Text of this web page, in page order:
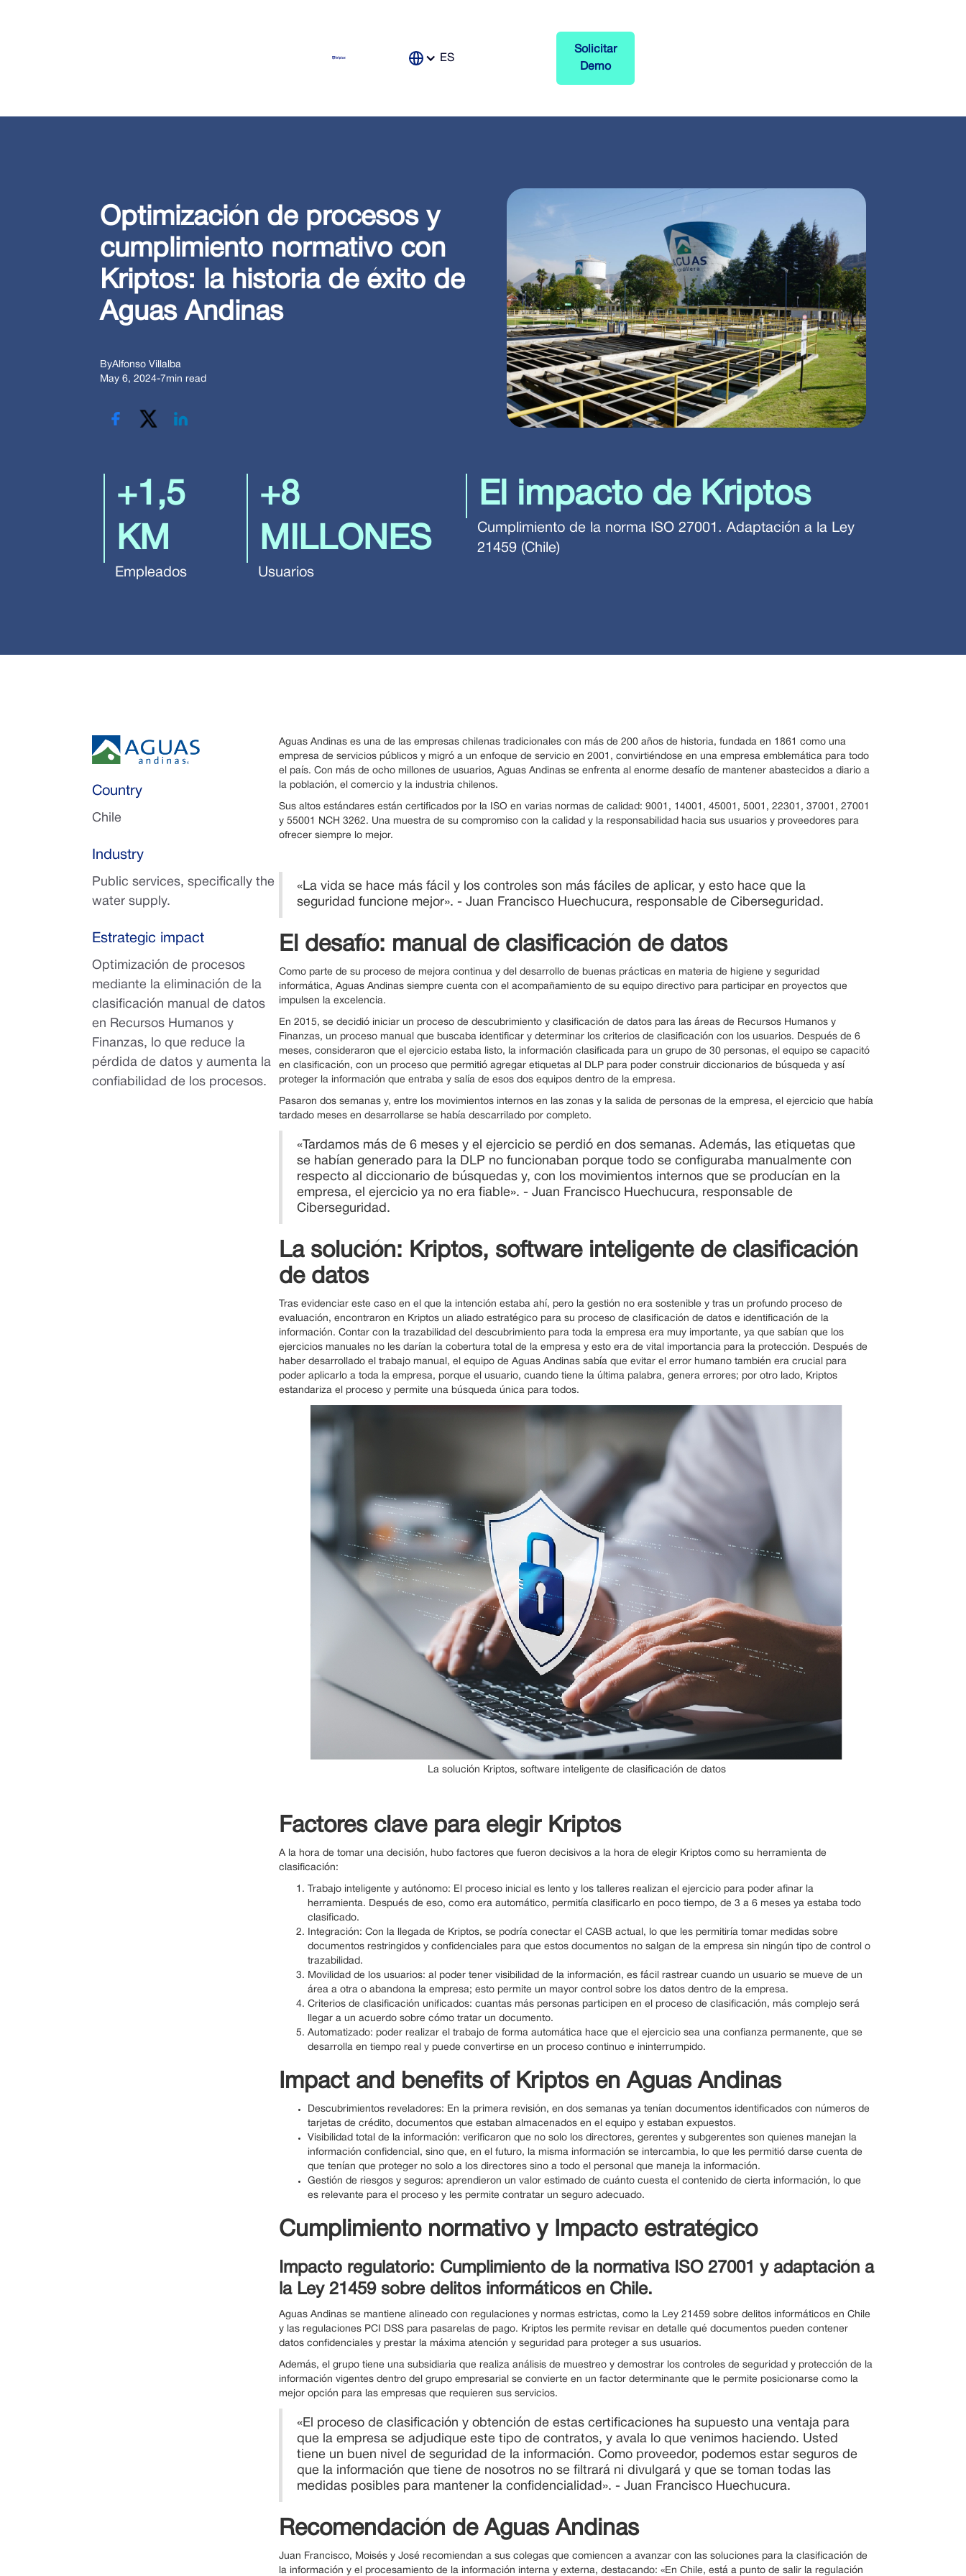
ES
Solicitar
Demo
Optimización de procesos y
cumplimiento normativo con
Kriptos: la historia de éxito de
Aguas Andinas
ByAlfonso Villalba
May 6, 2024-7min read
+1,5
KM
Empleados
+8
MILLONES
Usuarios
El impacto de Kriptos
Cumplimiento de la norma ISO 27001. Adaptación a la Ley
21459 (Chile)
Country
Chile
Industry
Public services, specifically the
water supply.
Estrategic impact
Optimización de procesos
mediante la eliminación de la
clasificación manual de datos
en Recursos Humanos y
Finanzas, lo que reduce la
pérdida de datos y aumenta la
confiabilidad de los procesos.
Aguas Andinas es una de las empresas chilenas tradicionales con más de 200 años de historia, fundada en 1861 como una
empresa de servicios públicos y migró a un enfoque de servicio en 2001, convirtiéndose en una empresa emblemática para todo
el país. Con más de ocho millones de usuarios, Aguas Andinas se enfrenta al enorme desafío de mantener abastecidos a diario a
la población, el comercio y la industria chilenos.
Sus altos estándares están certificados por la ISO en varias normas de calidad: 9001, 14001, 45001, 5001, 22301, 37001, 27001
y 55001 NCH 3262. Una muestra de su compromiso con la calidad y la responsabilidad hacia sus usuarios y proveedores para
ofrecer siempre lo mejor.
«La vida se hace más fácil y los controles son más fáciles de aplicar, y esto hace que la
seguridad funcione mejor». - Juan Francisco Huechucura, responsable de Ciberseguridad.
El desafío: manual de clasificación de datos
Como parte de su proceso de mejora continua y del desarrollo de buenas prácticas en materia de higiene y seguridad
informática, Aguas Andinas siempre cuenta con el acompañamiento de su equipo directivo para participar en proyectos que
impulsen la excelencia.
En 2015, se decidió iniciar un proceso de descubrimiento y clasificación de datos para las áreas de Recursos Humanos y
Finanzas, un proceso manual que buscaba identificar y determinar los criterios de clasificación con los usuarios. Después de 6
meses, consideraron que el ejercicio estaba listo, la información clasificada para un grupo de 30 personas, el equipo se capacitó
en clasificación, con un proceso que permitió agregar etiquetas al DLP para poder construir diccionarios de búsqueda y así
proteger la información que entraba y salía de esos dos equipos dentro de la empresa.
Pasaron dos semanas y, entre los movimientos internos en las zonas y la salida de personas de la empresa, el ejercicio que había
tardado meses en desarrollarse se había descarrilado por completo.
«Tardamos más de 6 meses y el ejercicio se perdió en dos semanas. Además, las etiquetas que
se habían generado para la DLP no funcionaban porque todo se configuraba manualmente con
respecto al diccionario de búsquedas y, con los movimientos internos que se producían en la
empresa, el ejercicio ya no era fiable». - Juan Francisco Huechucura, responsable de
Ciberseguridad.
La solución: Kriptos, software inteligente de clasificación
de datos
Tras evidenciar este caso en el que la intención estaba ahí, pero la gestión no era sostenible y tras un profundo proceso de
evaluación, encontraron en Kriptos un aliado estratégico para su proceso de clasificación de datos e identificación de la
información. Contar con la trazabilidad del descubrimiento para toda la empresa era muy importante, ya que sabían que los
ejercicios manuales no les darían la cobertura total de la empresa y esto era de vital importancia para la protección. Después de
haber desarrollado el trabajo manual, el equipo de Aguas Andinas sabía que evitar el error humano también era crucial para
poder aplicarlo a toda la empresa, porque el usuario, cuando tiene la última palabra, genera errores; por otro lado, Kriptos
estandariza el proceso y permite una búsqueda única para todos.
La solución Kriptos, software inteligente de clasificación de datos
Factores clave para elegir Kriptos
A la hora de tomar una decisión, hubo factores que fueron decisivos a la hora de elegir Kriptos como su herramienta de
clasificación:
Trabajo inteligente y autónomo: El proceso inicial es lento y los talleres realizan el ejercicio para poder afinar la
herramienta. Después de eso, como era automático, permitía clasificarlo en poco tiempo, de 3 a 6 meses ya estaba todo
clasificado.
Integración: Con la llegada de Kriptos, se podría conectar el CASB actual, lo que les permitiría tomar medidas sobre
documentos restringidos y confidenciales para que estos documentos no salgan de la empresa sin ningún tipo de control o
trazabilidad.
Movilidad de los usuarios: al poder tener visibilidad de la información, es fácil rastrear cuando un usuario se mueve de un
área a otra o abandona la empresa; esto permite un mayor control sobre los datos dentro de la empresa.
Criterios de clasificación unificados: cuantas más personas participen en el proceso de clasificación, más complejo será
llegar a un acuerdo sobre cómo tratar un documento.
Automatizado: poder realizar el trabajo de forma automática hace que el ejercicio sea una confianza permanente, que se
desarrolla en tiempo real y puede convertirse en un proceso continuo e ininterrumpido.
Impact and benefits of Kriptos en Aguas Andinas
Descubrimientos reveladores: En la primera revisión, en dos semanas ya tenían documentos identificados con números de
tarjetas de crédito, documentos que estaban almacenados en el equipo y estaban expuestos.
Visibilidad total de la información: verificaron que no solo los directores, gerentes y subgerentes son quienes manejan la
información confidencial, sino que, en el futuro, la misma información se intercambia, lo que les permitió darse cuenta de
que tenían que proteger no solo a los directores sino a todo el personal que maneja la información.
Gestión de riesgos y seguros: aprendieron un valor estimado de cuánto cuesta el contenido de cierta información, lo que
es relevante para el proceso y les permite contratar un seguro adecuado.
Cumplimiento normativo y Impacto estratégico
Impacto regulatorio: Cumplimiento de la normativa ISO 27001 y adaptación a
la Ley 21459 sobre delitos informáticos en Chile.
Aguas Andinas se mantiene alineado con regulaciones y normas estrictas, como la Ley 21459 sobre delitos informáticos en Chile
y las regulaciones PCI DSS para pasarelas de pago. Kriptos les permite revisar en detalle qué documentos pueden contener
datos confidenciales y prestar la máxima atención y seguridad para proteger a sus usuarios.
Además, el grupo tiene una subsidiaria que realiza análisis de muestreo y demostrar los controles de seguridad y protección de la
información vigentes dentro del grupo empresarial se convierte en un factor determinante que le permite posicionarse como la
mejor opción para las empresas que requieren sus servicios.
«El proceso de clasificación y obtención de estas certificaciones ha supuesto una ventaja para
que la empresa se adjudique este tipo de contratos, y avala lo que venimos haciendo. Usted
tiene un buen nivel de seguridad de la información. Como proveedor, podemos estar seguros de
que la información que tiene de nosotros no se filtrará ni divulgará y que se toman todas las
medidas posibles para mantener la confidencialidad». - Juan Francisco Huechucura.
Recomendación de Aguas Andinas
Juan Francisco, Moisés y José recomiendan a sus colegas que comiencen a avanzar con las soluciones para la clasificación de
la información y el procesamiento de la información interna y externa, destacando: «En Chile, está a punto de salir la regulación